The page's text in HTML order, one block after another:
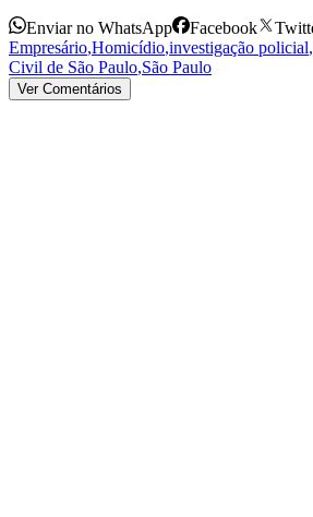
Enviar no WhatsApp Facebook
Empresário,Homicídio,investigação policial,
Civil de São Paulo,São Paulo
Ver Comentários